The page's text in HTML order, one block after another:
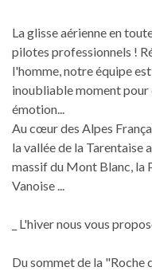
La glisse aérienne en
pilotes professionnels !
l'homme, notre équipe
inoubliable moment
émotion...
Au cœur des Alpes
la vallée de la Tarentaise
massif du Mont Blanc, la
Vanoise ...
_ L'hiver nous vous
Du sommet de la "Roche